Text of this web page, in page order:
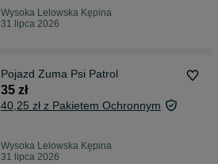
Wysoka Lelowska Kępina
31 lipca 2026
Pojazd Zuma Psi Patrol
35 zł
40,25 zł z Pakietem Ochronnym
Wysoka Lelowska Kępina
31 lipca 2026